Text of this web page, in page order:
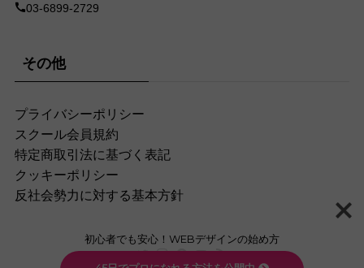
03-6899-2729
その他
プライバシーポリシー
スクール会員規約
特定商取引法に基づく表記
クッキーポリシー
反社会勢力に対する基本方針
初心者でも安心！WEBデザインの始め方